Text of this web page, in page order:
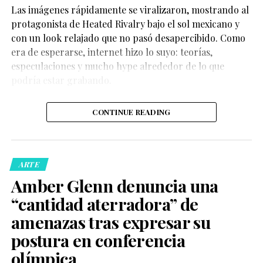
Mucha gente joven la
está viendo ahora y
pienso: ‘Quizá
deberíamos revisitar
producción lo hace pensar que podría existir espacio
para una nueva versión “de alguna manera”. Sin
embargo, no dio detalles sobre un posible elenco, una
historia o una fecha de producción.
Ryan Murphy habla sobre un
reboot de Glee y recuerda su
Las imágenes rápidamente se viralizaron, mostrando al
protagonista de Heated Rivalry bajo el sol mexicano y
con un look relajado que no pasó desapercibido. Como
era de esperarse, internet hizo lo suyo: teorías,
especulaciones y mucho hype alrededor de lo que
CONTINUE READING
ARTE
Amber Glenn denuncia una
“cantidad aterradora” de
amenazas tras expresar su
postura en conferencia
olímpica